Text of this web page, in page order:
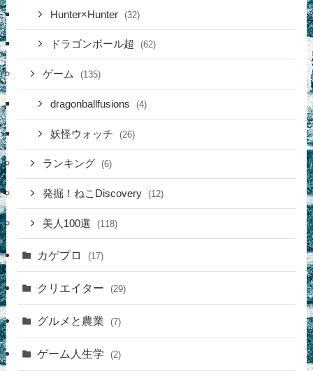
Hunter×Hunter (32)
ドラゴンボール超 (62)
ゲーム (135)
dragonballfusions (4)
妖怪ウォッチ (26)
ランキング (6)
発掘！ねこDiscovery (12)
美人100選 (118)
カゲプロ (17)
クリエイター (29)
グルメと農業 (7)
ゲーム人生学 (2)